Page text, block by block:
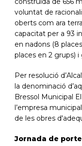
voluntat de
oberts com ara
capacitat per a 93
en nadons (8
places en 2 grups) i
Per resolució
la denominació
Bressol Municipal
l’empresa
de les obres
Jornada de